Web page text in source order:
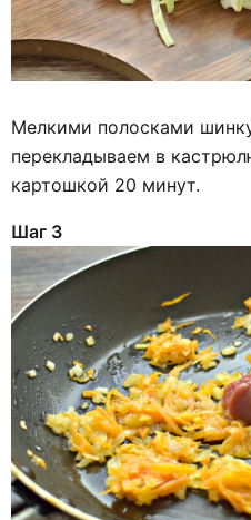
Мелкими полосками
перекладываем в
картошкой 20 минут.
Шаг 3